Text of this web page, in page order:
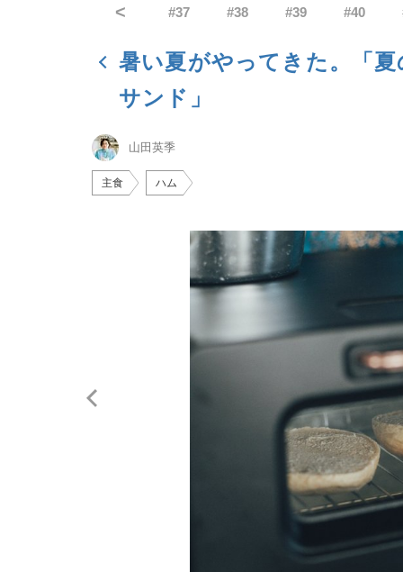
< #37 #38 #39 #40
暑い夏がやってきた。「
サンド」
山田英季
主食 ハム